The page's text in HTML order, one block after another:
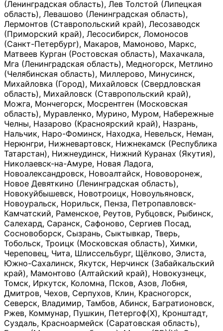
(Ленинградская область), Лев Толстой (Липецкая
область), Левашово (Ленинградская область),
Лермонтов (Ставропольский край), Лесозаводск
(Приморский край), Лесосибирск, Ломоносов
(Санкт-Петербург), Макаров, Мамоново, Маркс,
Матвеев Курган (Ростовская область), Махачкала,
Мга (Ленинградская область), Медногорск, Метлино
(Челябинская область), Миллерово, Минусинск,
Михайловка (Город), Михайловск (Свердловская
область), Михайловск (Ставропольский край),
Можга, Мончегорск, Мосрентген (Московская
область), Муравленко, Мурино, Муром, Набережные
Челны, Назарово (Красноярский край), Назрань,
Нальчик, Наро-Фоминск, Находка, Невельск, Неман,
Нерюнгри, Нижневартовск, Нижнекамск (Республика
Татарстан), Нижнеудинск, Нижний Куранах (Якутия),
Николаевск-на-Амуре, Новая Ладога,
Новоалександровск, Новоалтайск, Нововоронеж,
Новое Девяткино (Ленинградская область),
Новокуйбышевск, Новотроицк, Новоульяновск,
Новоуральск, Норильск, Пенза, Петропавловск-
Камчатский, Раменское, Реутов, Рубцовск, Рыбинск,
Салехард, Саранск, Сафоново, Сергиев Посад,
Сосновоборск, Сызрань, Сыктывкар, Тверь,
Тобольск, Троицк (Московская область), Химки,
Череповец, Чита, Шлиссельбург, Щёлково, Элиста,
Южно-Сахалинск, Якутск, Нерчинск (Забайкальский
край), Мамонтово (Алтайский край), Новокузнецк,
Томск, Иркутск, Коломна, Псков, Азов, Лобня,
Дмитров, Чехов, Серпухов, Клин, Красногорск,
Северск, Владимир, Тамбов, Абинск, Багратионовск,
Ржев, Коммунар, Пушкин, Петергоф(Х), Кронштадт,
Суздаль, Красноармейск (Саратовская область),